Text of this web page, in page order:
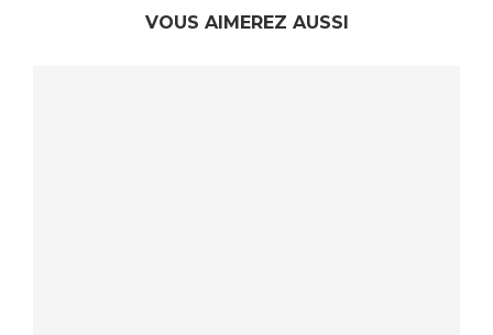
VOUS AIMEREZ AUSSI